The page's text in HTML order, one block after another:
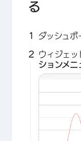
る
ダッシュボ
ウィジェッ
ションメニ